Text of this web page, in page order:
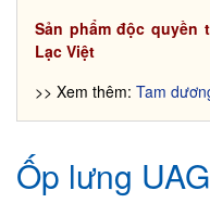
Sản phẩm độc quyền
Lạc Việt
>> Xem thêm: Tam
Ốp lưng UAG